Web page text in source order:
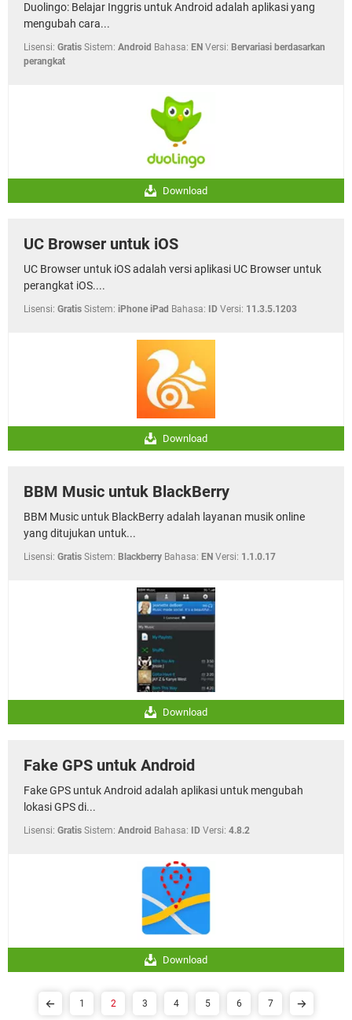
Duolingo: Belajar Inggris untuk Android adalah aplikasi yang
mengubah cara...
Lisensi: Gratis Sistem: Android Bahasa: EN Versi: Bervariasi berdasarkan
perangkat
Download
UC Browser untuk iOS
UC Browser untuk iOS adalah versi aplikasi UC Browser untuk
perangkat iOS....
Lisensi: Gratis Sistem: iPhone iPad Bahasa: ID Versi: 11.3.5.1203
Download
BBM Music untuk BlackBerry
BBM Music untuk BlackBerry adalah layanan musik online
yang ditujukan untuk...
Lisensi: Gratis Sistem: Blackberry Bahasa: EN Versi: 1.1.0.17
Download
Fake GPS untuk Android
Fake GPS untuk Android adalah aplikasi untuk mengubah
lokasi GPS di...
Lisensi: Gratis Sistem: Android Bahasa: ID Versi: 4.8.2
Download
1 2 3 4 5 6 7